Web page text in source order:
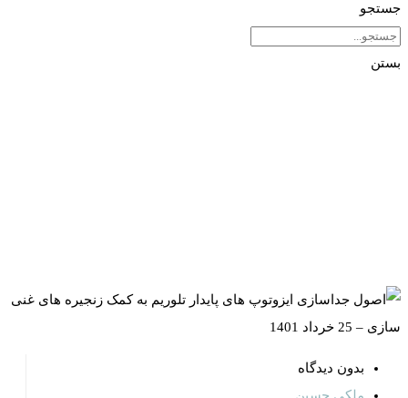
جستجو
بستن
بدون دیدگاه